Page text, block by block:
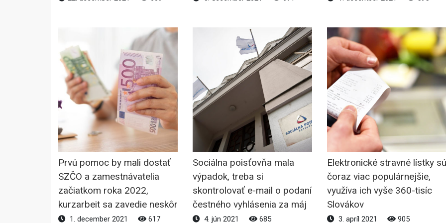
Prvú pomoc by mali dostať
SZČO a zamestnávatelia
začiatkom roka 2022,
kurzarbeit sa zavedie neskôr
1. december 2021 617
Sociálna poisťovňa mala
výpadok, treba si
skontrolovať e-mail o podaní
čestného vyhlásenia za máj
4. jún 2021 685
Elektronické stravné lístky sú
čoraz viac populárnejšie,
využíva ich vyše 360-tisíc
Slovákov
3. apríl 2021 905